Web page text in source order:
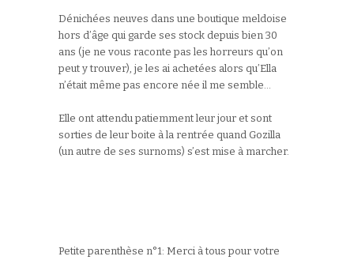
Dénichées neuves dans une boutique meldoise
hors d’âge qui garde ses stock depuis bien 30
ans (je ne vous raconte pas les horreurs qu’on
peut y trouver), je les ai achetées alors qu’Ella
n’était même pas encore née il me semble…
Elle ont attendu patiemment leur jour et sont
sorties de leur boite à la rentrée quand Gozilla
(un autre de ses surnoms) s’est mise à marcher.
Petite parenthèse n°1: Merci à tous pour votre